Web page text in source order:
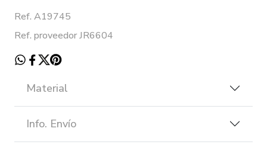
Ref. A19745
Ref. proveedor JR6604
Material
Info. Envío